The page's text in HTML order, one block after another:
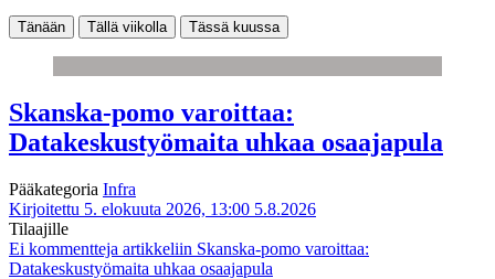
Tänään Tällä viikolla Tässä kuussa
Skanska-pomo varoittaa:
Datakeskustyömaita uhkaa osaajapula
Pääkategoria Infra
Kirjoitettu 5. elokuuta 2026, 13:00 5.8.2026
Tilaajille
Ei kommentteja artikkeliin Skanska-pomo varoittaa:
Datakeskustyömaita uhkaa osaajapula